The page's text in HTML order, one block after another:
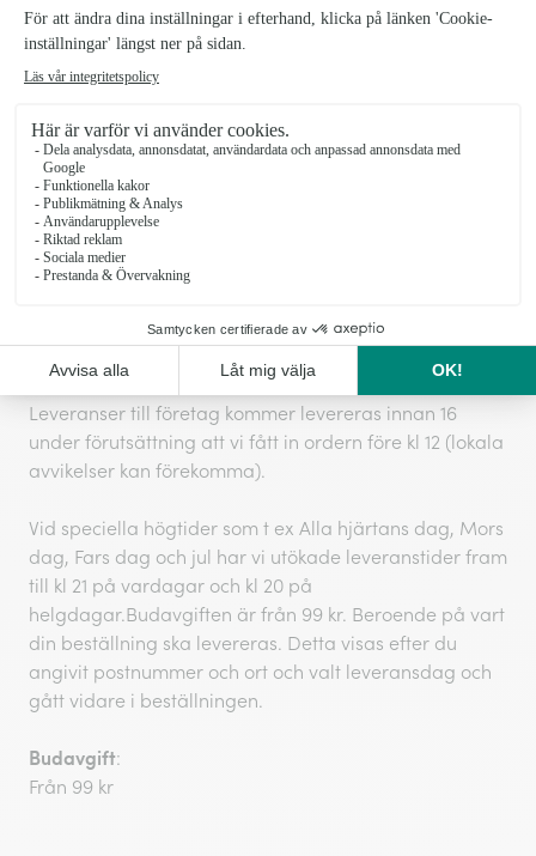
SKU:1203104_Sorbet_3
Leveransinformation Blommogram
Vi kan inte garantera leveranser vid exakta tider, men
hållas. Normalt sker leveranser vardagar kl 9-20 och
Leveranser till företag kommer levereras innan 16
under förutsättning att vi fått in ordern före kl 12 (lokala
avvikelser kan förekomma).
Vid speciella högtider som t ex Alla hjärtans dag, Mors
dag, Fars dag och jul har vi utökade leveranstider fram
till kl 21 på vardagar och kl 20 på
helgdagar.Budavgiften är från 99 kr. Beroende på vart
din beställning ska levereras. Detta visas efter du
angivit postnummer och ort och valt leveransdag och
gått vidare i beställningen.
Budavgift:
Från 99 kr